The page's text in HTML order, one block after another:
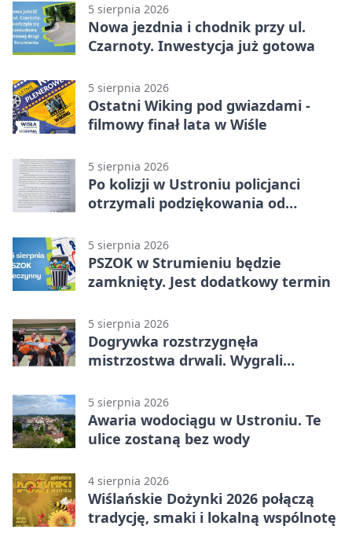
5 sierpnia 2026
Nowa jezdnia i chodnik przy ul.
Czarnoty. Inwestycja już gotowa
5 sierpnia 2026
Ostatni Wiking pod gwiazdami -
filmowy finał lata w Wiśle
5 sierpnia 2026
Po kolizji w Ustroniu policjanci
otrzymali podziękowania od
5 sierpnia 2026
PSZOK w Strumieniu będzie
zamknięty. Jest dodatkowy termin
5 sierpnia 2026
Dogrywka rozstrzygnęła
mistrzostwa drwali. Wygrali
5 sierpnia 2026
Awaria wodociągu w Ustroniu. Te
ulice zostaną bez wody
4 sierpnia 2026
Wiślańskie Dożynki 2026 połączą
tradycję, smaki i lokalną wspólnotę